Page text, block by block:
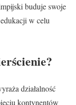
buduje swoje
w celu
działalność
kontynentów